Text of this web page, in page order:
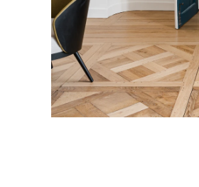
Vous avez un projet de
Sollicitez l'expertise et
Cousinard
,architecte
potentiel de votre intérieur